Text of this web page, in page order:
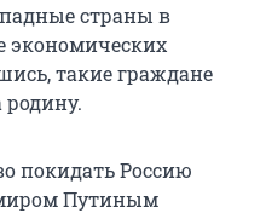
страны в
экономических
такие граждане
покидать Россию
Путиным